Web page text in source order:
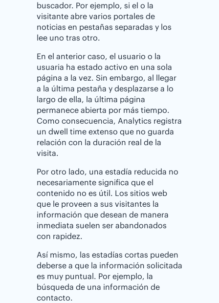
buscador. Por ejemplo, si el o la
visitante abre varios portales de
noticias en pestañas separadas y los
lee uno tras otro.
En el anterior caso, el usuario o la
usuaria ha estado activo en una sola
página a la vez. Sin embargo, al llegar
a la última pestaña y desplazarse a lo
largo de ella, la última página
permanece abierta por más tiempo.
Como consecuencia, Analytics registra
un dwell time extenso que no guarda
relación con la duración real de la
visita.
Por otro lado, una estadía reducida no
necesariamente significa que el
contenido no es útil. Los sitios web
que le proveen a sus visitantes la
información que desean de manera
inmediata suelen ser abandonados
con rapidez.
Así mismo, las estadías cortas pueden
deberse a que la información solicitada
es muy puntual. Por ejemplo, la
búsqueda de una información de
contacto.